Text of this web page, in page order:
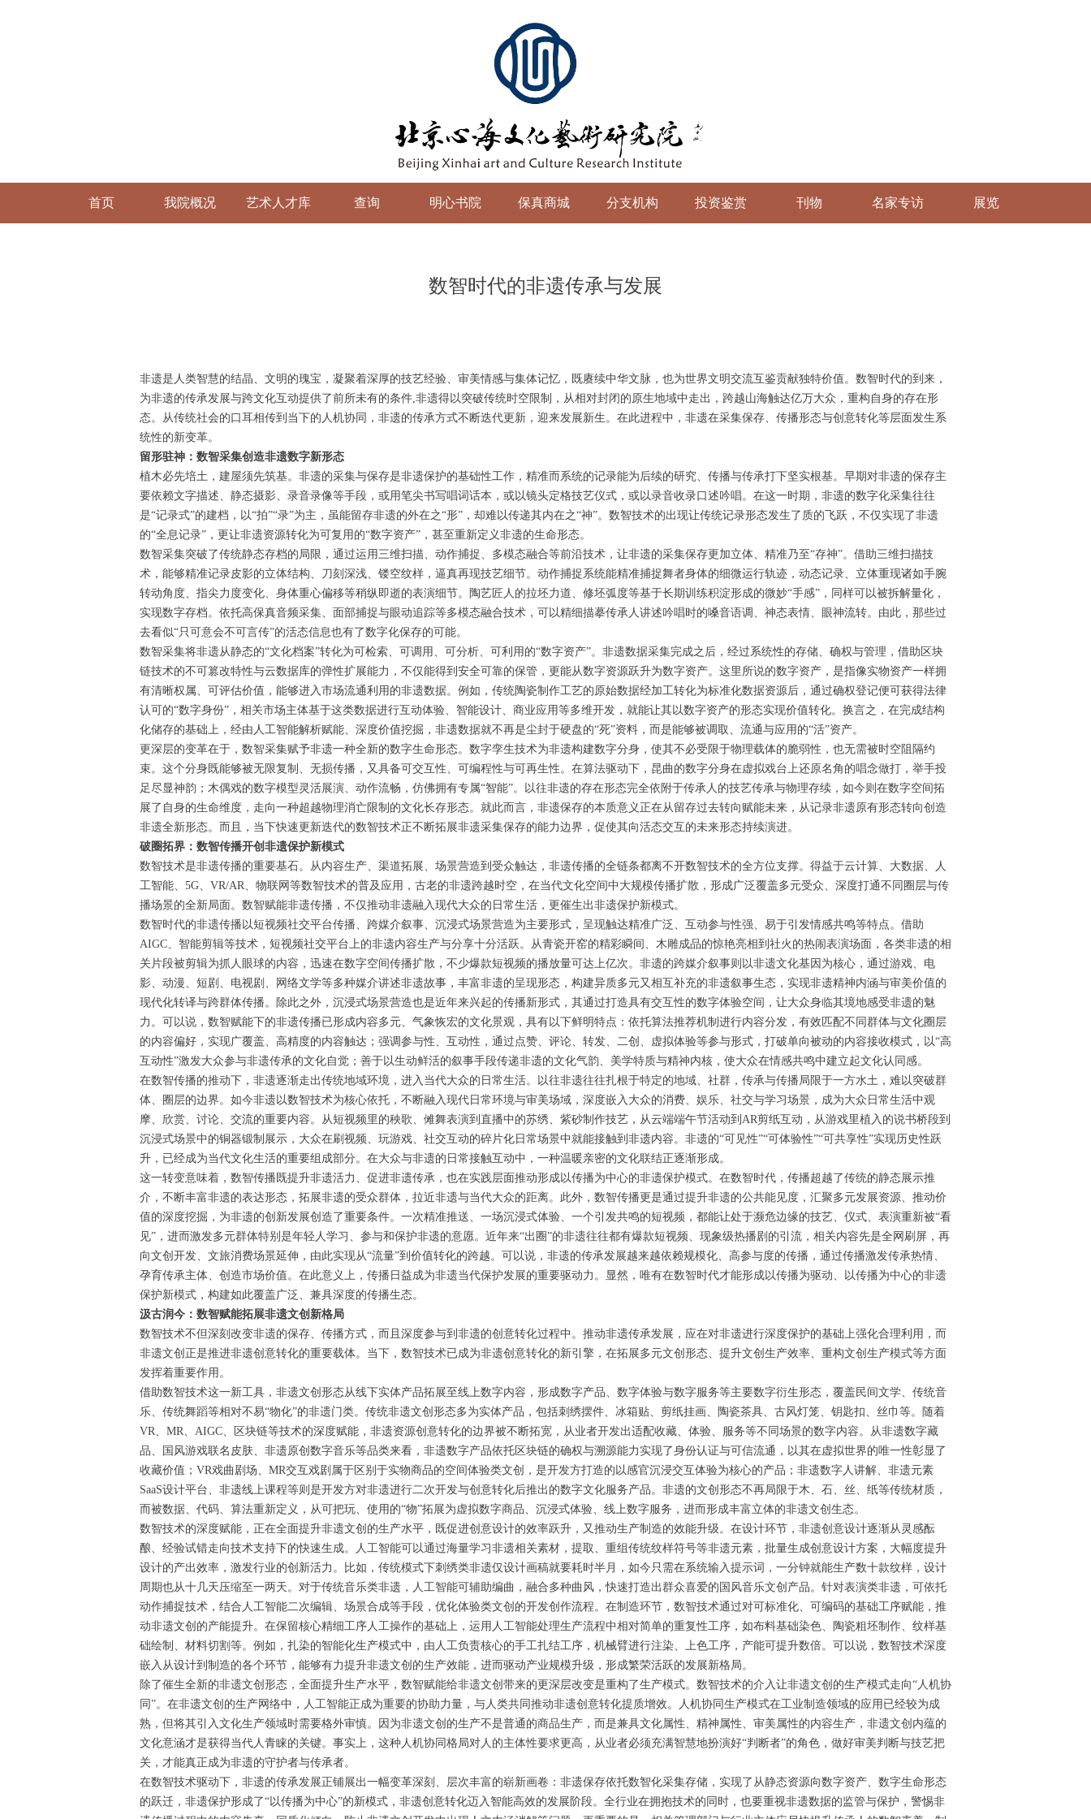
首页 我院概况 艺术人才库 查询 明心书院 保真商城 分支机构 投资鉴赏 刊物 名家专访 展览
数智时代的非遗传承与发展
非遗是人类智慧的结晶、文明的瑰宝，凝聚着深厚的技艺经验、审美情感与集体记忆，既赓续中华文脉，也为世界文明交流互鉴贡献独特价值。数智时代的到来，
为非遗的传承发展与跨文化互动提供了前所未有的条件,非遗得以突破传统时空限制，从相对封闭的原生地域中走出，跨越山海触达亿万大众，重构自身的存在形
态。从传统社会的口耳相传到当下的人机协同，非遗的传承方式不断迭代更新，迎来发展新生。在此进程中，非遗在采集保存、传播形态与创意转化等层面发生系
统性的新变革。
留形驻神：数智采集创造非遗数字新形态
植木必先培土，建屋须先筑基。非遗的采集与保存是非遗保护的基础性工作，精准而系统的记录能为后续的研究、传播与传承打下坚实根基。早期对非遗的保存主
要依赖文字描述、静态摄影、录音录像等手段，或用笔尖书写唱词话本，或以镜头定格技艺仪式，或以录音收录口述吟唱。在这一时期，非遗的数字化采集往往
是“记录式”的建档，以“拍”“录”为主，虽能留存非遗的外在之“形”，却难以传递其内在之“神”。数智技术的出现让传统记录形态发生了质的飞跃，不仅实现了非遗
的“全息记录”，更让非遗资源转化为可复用的“数字资产”，甚至重新定义非遗的生命形态。
数智采集突破了传统静态存档的局限，通过运用三维扫描、动作捕捉、多模态融合等前沿技术，让非遗的采集保存更加立体、精准乃至“存神”。借助三维扫描技
术，能够精准记录皮影的立体结构、刀刻深浅、镂空纹样，逼真再现技艺细节。动作捕捉系统能精准捕捉舞者身体的细微运行轨迹，动态记录、立体重现诸如手腕
转动角度、指尖力度变化、身体重心偏移等稍纵即逝的表演细节。陶艺匠人的拉坯力道、修坯弧度等基于长期训练积淀形成的微妙“手感”，同样可以被拆解量化，
实现数字存档。依托高保真音频采集、面部捕捉与眼动追踪等多模态融合技术，可以精细描摹传承人讲述吟唱时的嗓音语调、神态表情、眼神流转。由此，那些过
去看似“只可意会不可言传”的活态信息也有了数字化保存的可能。
数智采集将非遗从静态的“文化档案”转化为可检索、可调用、可分析、可利用的“数字资产”。非遗数据采集完成之后，经过系统性的存储、确权与管理，借助区块
链技术的不可篡改特性与云数据库的弹性扩展能力，不仅能得到安全可靠的保管，更能从数字资源跃升为数字资产。这里所说的数字资产，是指像实物资产一样拥
有清晰权属、可评估价值，能够进入市场流通利用的非遗数据。例如，传统陶瓷制作工艺的原始数据经加工转化为标准化数据资源后，通过确权登记便可获得法律
认可的“数字身份”，相关市场主体基于这类数据进行互动体验、智能设计、商业应用等多维开发，就能让其以数字资产的形态实现价值转化。换言之，在完成结构
化储存的基础上，经由人工智能解析赋能、深度价值挖掘，非遗数据就不再是尘封于硬盘的“死”资料，而是能够被调取、流通与应用的“活”资产。
更深层的变革在于，数智采集赋予非遗一种全新的数字生命形态。数字孪生技术为非遗构建数字分身，使其不必受限于物理载体的脆弱性，也无需被时空阻隔约
束。这个分身既能够被无限复制、无损传播，又具备可交互性、可编程性与可再生性。在算法驱动下，昆曲的数字分身在虚拟戏台上还原名角的唱念做打，举手投
足尽显神韵；木偶戏的数字模型灵活展演、动作流畅，仿佛拥有专属“智能”。以往非遗的存在形态完全依附于传承人的技艺传承与物理存续，如今则在数字空间拓
展了自身的生命维度，走向一种超越物理消亡限制的文化长存形态。就此而言，非遗保存的本质意义正在从留存过去转向赋能未来，从记录非遗原有形态转向创造
非遗全新形态。而且，当下快速更新迭代的数智技术正不断拓展非遗采集保存的能力边界，促使其向活态交互的未来形态持续演进。
破圈拓界：数智传播开创非遗保护新模式
数智技术是非遗传播的重要基石。从内容生产、渠道拓展、场景营造到受众触达，非遗传播的全链条都离不开数智技术的全方位支撑。得益于云计算、大数据、人
工智能、5G、VR/AR、物联网等数智技术的普及应用，古老的非遗跨越时空，在当代文化空间中大规模传播扩散，形成广泛覆盖多元受众、深度打通不同圈层与传
播场景的全新局面。数智赋能非遗传播，不仅推动非遗融入现代大众的日常生活，更催生出非遗保护新模式。
数智时代的非遗传播以短视频社交平台传播、跨媒介叙事、沉浸式场景营造为主要形式，呈现触达精准广泛、互动参与性强、易于引发情感共鸣等特点。借助
AIGC、智能剪辑等技术，短视频社交平台上的非遗内容生产与分享十分活跃。从青瓷开窑的精彩瞬间、木雕成品的惊艳亮相到社火的热闹表演场面，各类非遗的相
关片段被剪辑为抓人眼球的内容，迅速在数字空间传播扩散，不少爆款短视频的播放量可达上亿次。非遗的跨媒介叙事则以非遗文化基因为核心，通过游戏、电
影、动漫、短剧、电视剧、网络文学等多种媒介讲述非遗故事，丰富非遗的呈现形态，构建异质多元又相互补充的非遗叙事生态，实现非遗精神内涵与审美价值的
现代化转译与跨群体传播。除此之外，沉浸式场景营造也是近年来兴起的传播新形式，其通过打造具有交互性的数字体验空间，让大众身临其境地感受非遗的魅
力。可以说，数智赋能下的非遗传播已形成内容多元、气象恢宏的文化景观，具有以下鲜明特点：依托算法推荐机制进行内容分发，有效匹配不同群体与文化圈层
的内容偏好，实现广覆盖、高精度的内容触达；强调参与性、互动性，通过点赞、评论、转发、二创、虚拟体验等参与形式，打破单向被动的内容接收模式，以“高
互动性”激发大众参与非遗传承的文化自觉；善于以生动鲜活的叙事手段传递非遗的文化气韵、美学特质与精神内核，使大众在情感共鸣中建立起文化认同感。
在数智传播的推动下，非遗逐渐走出传统地域环境，进入当代大众的日常生活。以往非遗往往扎根于特定的地域、社群，传承与传播局限于一方水土，难以突破群
体、圈层的边界。如今非遗以数智技术为核心依托，不断融入现代日常环境与审美场域，深度嵌入大众的消费、娱乐、社交与学习场景，成为大众日常生活中观
摩、欣赏、讨论、交流的重要内容。从短视频里的秧歌、傩舞表演到直播中的苏绣、紫砂制作技艺，从云端端午节活动到AR剪纸互动，从游戏里植入的说书桥段到
沉浸式场景中的铜器锻制展示，大众在刷视频、玩游戏、社交互动的碎片化日常场景中就能接触到非遗内容。非遗的“可见性”“可体验性”“可共享性”实现历史性跃
升，已经成为当代文化生活的重要组成部分。在大众与非遗的日常接触互动中，一种温暖亲密的文化联结正逐渐形成。
这一转变意味着，数智传播既提升非遗活力、促进非遗传承，也在实践层面推动形成以传播为中心的非遗保护模式。在数智时代，传播超越了传统的静态展示推
介，不断丰富非遗的表达形态，拓展非遗的受众群体，拉近非遗与当代大众的距离。此外，数智传播更是通过提升非遗的公共能见度，汇聚多元发展资源、推动价
值的深度挖掘，为非遗的创新发展创造了重要条件。一次精准推送、一场沉浸式体验、一个引发共鸣的短视频，都能让处于濒危边缘的技艺、仪式、表演重新被“看
见”，进而激发多元群体特别是年轻人学习、参与和保护非遗的意愿。近年来“出圈”的非遗往往都有爆款短视频、现象级热播剧的引流，相关内容先是全网刷屏，再
向文创开发、文旅消费场景延伸，由此实现从“流量”到价值转化的跨越。可以说，非遗的传承发展越来越依赖规模化、高参与度的传播，通过传播激发传承热情、
孕育传承主体、创造市场价值。在此意义上，传播日益成为非遗当代保护发展的重要驱动力。显然，唯有在数智时代才能形成以传播为驱动、以传播为中心的非遗
保护新模式，构建如此覆盖广泛、兼具深度的传播生态。
汲古润今：数智赋能拓展非遗文创新格局
数智技术不但深刻改变非遗的保存、传播方式，而且深度参与到非遗的创意转化过程中。推动非遗传承发展，应在对非遗进行深度保护的基础上强化合理利用，而
非遗文创正是推进非遗创意转化的重要载体。当下，数智技术已成为非遗创意转化的新引擎，在拓展多元文创形态、提升文创生产效率、重构文创生产模式等方面
发挥着重要作用。
借助数智技术这一新工具，非遗文创形态从线下实体产品拓展至线上数字内容，形成数字产品、数字体验与数字服务等主要数字衍生形态，覆盖民间文学、传统音
乐、传统舞蹈等相对不易“物化”的非遗门类。传统非遗文创形态多为实体产品，包括刺绣摆件、冰箱贴、剪纸挂画、陶瓷茶具、古风灯笼、钥匙扣、丝巾等。随着
VR、MR、AIGC、区块链等技术的深度赋能，非遗资源创意转化的边界被不断拓宽，从业者开发出适配收藏、体验、服务等不同场景的数字内容。从非遗数字藏
品、国风游戏联名皮肤、非遗原创数字音乐等品类来看，非遗数字产品依托区块链的确权与溯源能力实现了身份认证与可信流通，以其在虚拟世界的唯一性彰显了
收藏价值；VR戏曲剧场、MR交互戏剧属于区别于实物商品的空间体验类文创，是开发方打造的以感官沉浸交互体验为核心的产品；非遗数字人讲解、非遗元素
SaaS设计平台、非遗线上课程等则是开发方对非遗进行二次开发与创意转化后推出的数字文化服务产品。非遗的文创形态不再局限于木、石、丝、纸等传统材质，
而被数据、代码、算法重新定义，从可把玩、使用的“物”拓展为虚拟数字商品、沉浸式体验、线上数字服务，进而形成丰富立体的非遗文创生态。
数智技术的深度赋能，正在全面提升非遗文创的生产水平，既促进创意设计的效率跃升，又推动生产制造的效能升级。在设计环节，非遗创意设计逐渐从灵感酝
酿、经验试错走向技术支持下的快速生成。人工智能可以通过海量学习非遗相关素材，提取、重组传统纹样符号等非遗元素，批量生成创意设计方案，大幅度提升
设计的产出效率，激发行业的创新活力。比如，传统模式下刺绣类非遗仅设计画稿就要耗时半月，如今只需在系统输入提示词，一分钟就能生产数十款纹样，设计
周期也从十几天压缩至一两天。对于传统音乐类非遗，人工智能可辅助编曲，融合多种曲风，快速打造出群众喜爱的国风音乐文创产品。针对表演类非遗，可依托
动作捕捉技术，结合人工智能二次编辑、场景合成等手段，优化体验类文创的开发创作流程。在制造环节，数智技术通过对可标准化、可编码的基础工序赋能，推
动非遗文创的产能提升。在保留核心精细工序人工操作的基础上，运用人工智能处理生产流程中相对简单的重复性工序，如布料基础染色、陶瓷粗坯制作、纹样基
础绘制、材料切割等。例如，扎染的智能化生产模式中，由人工负责核心的手工扎结工序，机械臂进行注染、上色工序，产能可提升数倍。可以说，数智技术深度
嵌入从设计到制造的各个环节，能够有力提升非遗文创的生产效能，进而驱动产业规模升级，形成繁荣活跃的发展新格局。
除了催生全新的非遗文创形态，全面提升生产水平，数智赋能给非遗文创带来的更深层改变是重构了生产模式。数智技术的介入让非遗文创的生产模式走向“人机协
同”。在非遗文创的生产网络中，人工智能正成为重要的协助力量，与人类共同推动非遗创意转化提质增效。人机协同生产模式在工业制造领域的应用已经较为成
熟，但将其引入文化生产领域时需要格外审慎。因为非遗文创的生产不是普通的商品生产，而是兼具文化属性、精神属性、审美属性的内容生产，非遗文创内蕴的
文化意涵才是获得当代人青睐的关键。事实上，这种人机协同格局对人的主体性要求更高，从业者必须充满智慧地扮演好“判断者”的角色，做好审美判断与技艺把
关，才能真正成为非遗的守护者与传承者。
在数智技术驱动下，非遗的传承发展正铺展出一幅变革深刻、层次丰富的崭新画卷：非遗保存依托数智化采集存储，实现了从静态资源向数字资产、数字生命形态
的跃迁，非遗保护形成了“以传播为中心”的新模式，非遗创意转化迈入智能高效的发展阶段。全行业在拥抱技术的同时，也要重视非遗数据的监管与保护，警惕非